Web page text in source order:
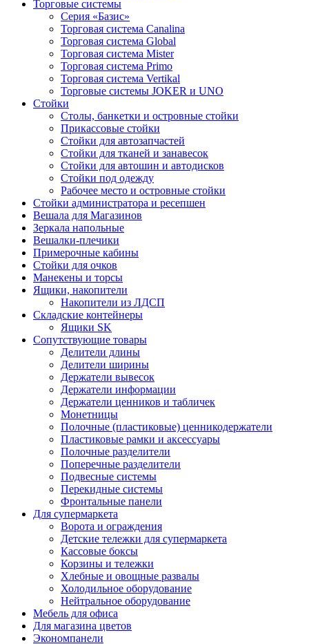
Торговые системы
Серия «Базис»
Торговая система Canalina
Торговая система Global
Торговая система Mister
Торговая система Primo
Торговая система Vertikal
Торговые системы JOKER и UNO
Стойки
Столы, банкетки и островные стойки
Прикассовые стойки
Стойки для автозапчастей
Стойки для тканей и занавесок
Стойки для автошин и автодисков
Стойки под одежду
Рабочее место и островные стойки
Стойки администратора и ресепшен
Вешала для Магазинов
Зеркала напольные
Вешалки-плечики
Примерочные кабины
Стойки для очков
Манекены и торсы
Ящики, накопители
Накопители из ЛДСП
Складские контейнеры
Ящики SK
Сопутствующие товары
Делители длины
Делители ширины
Держатели вывесок
Держатели информации
Держатели ценников и табличек
Монетницы
Полочные (пластиковые) ценникодержатели
Пластиковые рамки и аксессуары
Полочные разделители
Поперечные разделители
Подвесные системы
Перекидные системы
Фронтальные панели
Для супермаркета
Ворота и ограждения
Детские тележки для супермаркета
Кассовые боксы
Корзины и тележки
Хлебные и овощные развалы
Холодильное оборудование
Нейтральное оборудование
Мебель для офиса
Для магазина цветов
Экономпанели